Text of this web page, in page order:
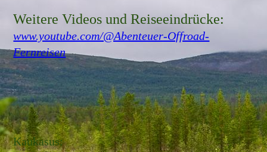
Weitere Videos und Reiseeindrücke:
www.youtube.com/@Abenteuer-Offroad-
Fernreisen
Kaukasus: